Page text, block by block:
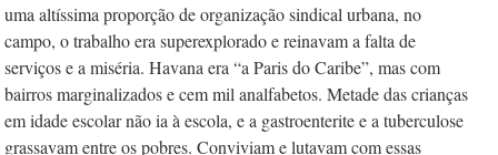
uma altíssima proporção de organização sindical urbana, no
campo, o trabalho era superexplorado e reinavam a falta de
serviços e a miséria. Havana era “a Paris do Caribe”, mas com
bairros marginalizados e cem mil analfabetos. Metade das crianças
em idade escolar não ia à escola, e a gastroenterite e a tuberculose
grassavam entre os pobres. Conviviam e lutavam com essas